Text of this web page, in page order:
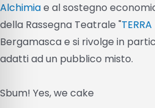
Alchimiae al sostegno
della Rassegna Teatrale "
Bergamasca e si rivolge in
adatti ad un pubblico misto.
Sbum! Yes, we cake